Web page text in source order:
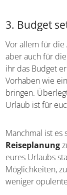
zwei Wochen zu
3. Budget
Vor allem für
aber auch für
solltet ihr das
Kosten mit sich
der Planung:
Manchmal ist es
Reiseplanung